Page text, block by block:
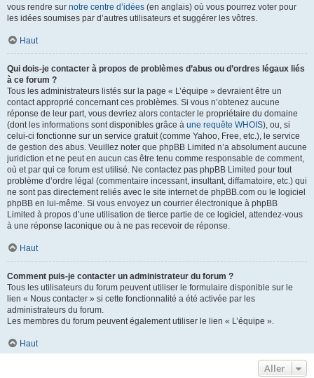
vous rendre sur notre centre d’idées (en anglais) où vous pourrez voter pour
les idées soumises par d’autres utilisateurs et suggérer les vôtres.
Haut
Qui dois-je contacter à propos de problèmes d’abus ou d’ordres légaux liés
à ce forum ?
Tous les administrateurs listés sur la page « L’équipe » devraient être un
contact approprié concernant ces problèmes. Si vous n’obtenez aucune
réponse de leur part, vous devriez alors contacter le propriétaire du domaine
(dont les informations sont disponibles grâce à une requête WHOIS), ou, si
celui-ci fonctionne sur un service gratuit (comme Yahoo, Free, etc.), le service
de gestion des abus. Veuillez noter que phpBB Limited n’a absolument aucune
juridiction et ne peut en aucun cas être tenu comme responsable de comment,
où et par qui ce forum est utilisé. Ne contactez pas phpBB Limited pour tout
problème d’ordre légal (commentaire incessant, insultant, diffamatoire, etc.) qui
ne sont pas directement reliés avec le site internet de phpBB.com ou le logiciel
phpBB en lui-même. Si vous envoyez un courrier électronique à phpBB
Limited à propos d’une utilisation de tierce partie de ce logiciel, attendez-vous
à une réponse laconique ou à ne pas recevoir de réponse.
Haut
Comment puis-je contacter un administrateur du forum ?
Tous les utilisateurs du forum peuvent utiliser le formulaire disponible sur le
lien « Nous contacter » si cette fonctionnalité a été activée par les
administrateurs du forum.
Les membres du forum peuvent également utiliser le lien « L’équipe ».
Haut
Aller